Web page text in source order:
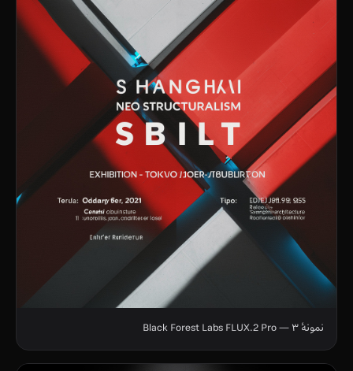
نمونهٔ ۳ — Black Forest Labs FLUX.2 Pro